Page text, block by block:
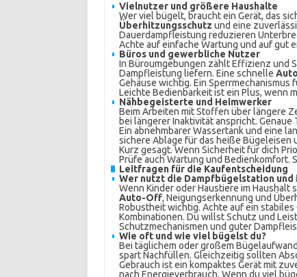
Vielnutzer und größere Haushalte
Wer viel bügelt, braucht ein Gerät, das
Überhitzungsschutz und eine
Dauerdampfleistung reduzieren
Achte auf einfache Wartung und auf gut
Büros und gewerbliche Nutzer
In Büroumgebungen zählt Effizienz und
Dampfleistung liefern. Eine schnelle
Gehäuse wichtig. Ein
Leichte Bedienbarkeit ist ein Plus, wenn
Nähbegeisterte und Heimwerker
Beim Arbeiten mit Stoffen über längere
bei längerer Inaktivität anspricht.
Ein abnehmbarer Wassertank und eine
sichere Ablage für das heiße
Kurz gesagt. Wenn Sicherheit für dich
Prüfe auch Wartung und Bedienkomfort.
Leitfragen für die Kaufentscheidung
Wer nutzt die Dampfbügelstation und
Wenn Kinder oder Haustiere im Haushalt
Auto-Off, Neigungserkennung und
Robustheit wichtig. Achte auf ein
Kombinationen. Du willst Schutz und
Schutzmechanismen und guter
Wie oft und wie viel bügelst du?
Bei täglichem oder großem
spart Nachfüllen. Gleichzeitig sollten
Gebrauch ist ein kompaktes Gerät mit
nach Energieverbrauch. Wenn du viel